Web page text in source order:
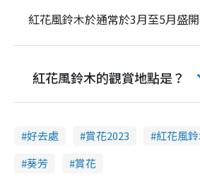
紅花風鈴木於通常於3月至5月盛
紅花風鈴木的觀賞地點是？
好去處 賞花2023 紅花風
葵芳
賞花